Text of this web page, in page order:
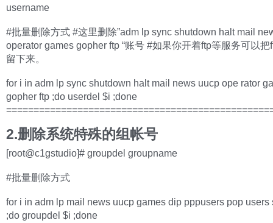
username
#批量删除方式 #这里删除”adm lp sync shutdown halt mail
operator games gopher ftp “账号 #如果你开着ftp等服务可以把
留下来。
for i in adm lp sync shutdown halt mail news uucp ope rator
gopher ftp ;do userdel $i ;done
2.删除系统特殊的组帐号
[root@c1gstudio]# groupdel groupname
#批量删除方式
for i in adm lp mail news uucp games dip pppusers pop users
;do groupdel $i ;done